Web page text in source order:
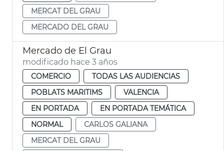
MERCAT DEL GRAU
MERCADO DEL GRAU
Mercado de El Grau
modificado hace 3 años
COMERCIO
TODAS LAS AUDIENCIAS
POBLATS MARITIMS
VALENCIA
EN PORTADA
EN PORTADA TEMÁTICA
NORMAL
CARLOS GALIANA
MERCAT DEL GRAU